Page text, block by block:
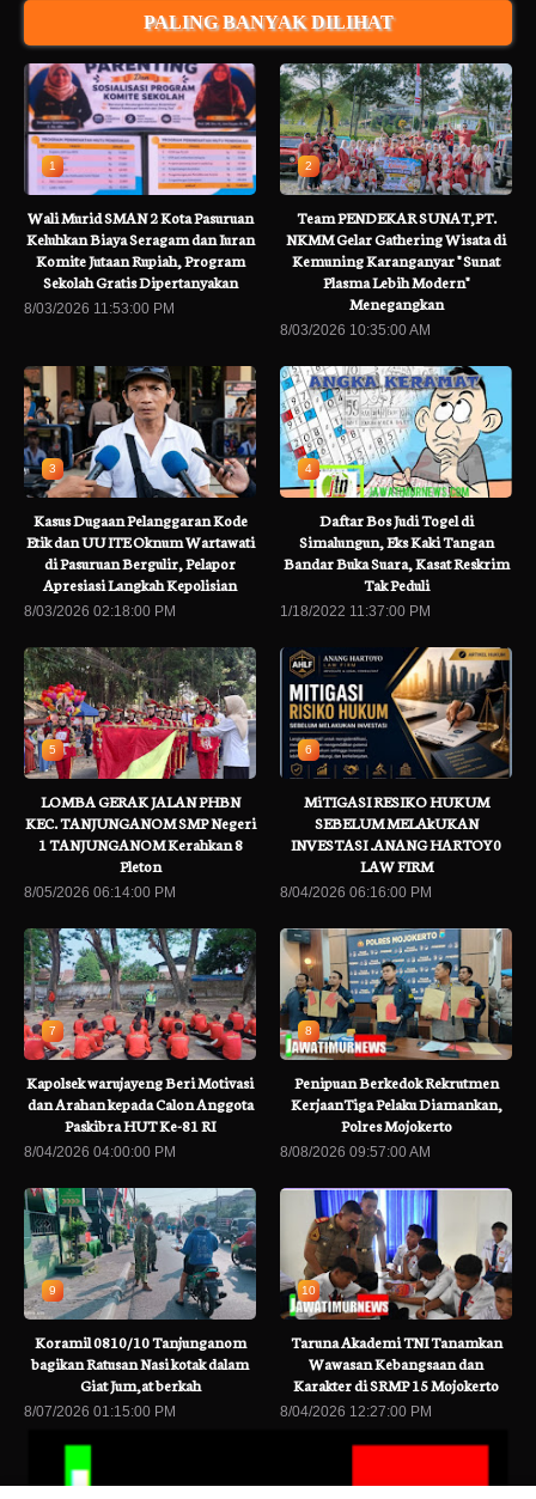
PALING BANYAK DILIHAT
1
Wali Murid SMAN 2 Kota Pasuruan
Keluhkan Biaya Seragam dan Iuran
Komite Jutaan Rupiah, Program
Sekolah Gratis Dipertanyakan
8/03/2026 11:53:00 PM
2
Team PENDEKAR SUNAT,PT.
NKMM Gelar Gathering Wisata di
Kemuning Karanganyar " Sunat
Plasma Lebih Modern"
Menegangkan
8/03/2026 10:35:00 AM
3
Kasus Dugaan Pelanggaran Kode
Etik dan UU ITE Oknum Wartawati
di Pasuruan Bergulir, Pelapor
Apresiasi Langkah Kepolisian
8/03/2026 02:18:00 PM
4
Daftar Bos Judi Togel di
Simalungun, Eks Kaki Tangan
Bandar Buka Suara, Kasat Reskrim
Tak Peduli
1/18/2022 11:37:00 PM
5
LOMBA GERAK JALAN PHBN
KEC. TANJUNGANOM SMP Negeri
1 TANJUNGANOM Kerahkan 8
Pleton
8/05/2026 06:14:00 PM
6
MiTIGASI RESIKO HUKUM
SEBELUM MELAkUKAN
INVESTASI .ANANG HARTOY0
LAW FIRM
8/04/2026 06:16:00 PM
7
Kapolsek warujayeng Beri Motivasi
dan Arahan kepada Calon Anggota
Paskibra HUT Ke-81 RI
8/04/2026 04:00:00 PM
8
Penipuan Berkedok Rekrutmen
KerjaanTiga Pelaku Diamankan,
Polres Mojokerto
8/08/2026 09:57:00 AM
9
Koramil 0810/10 Tanjunganom
bagikan Ratusan Nasi kotak dalam
Giat Jum,at berkah
8/07/2026 01:15:00 PM
10
Taruna Akademi TNI Tanamkan
Wawasan Kebangsaan dan
Karakter di SRMP 15 Mojokerto
8/04/2026 12:27:00 PM